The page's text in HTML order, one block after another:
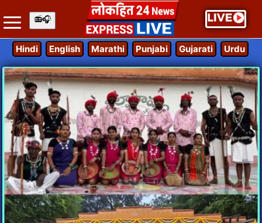
Hindi English Marathi Punjabi Gujarati Urdu